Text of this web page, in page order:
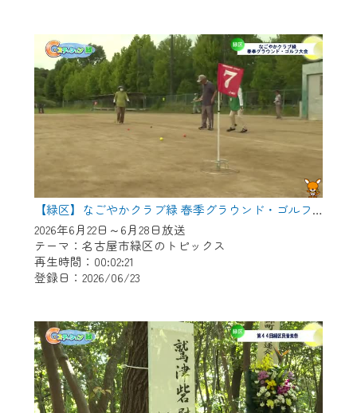
【緑区】なごやかクラブ緑 春季グラウンド・ゴルフ大会
2026年6月22日～6月28日放送
テーマ：名古屋市緑区のトピックス
再生時間：00:02:21
登録日：2026/06/23